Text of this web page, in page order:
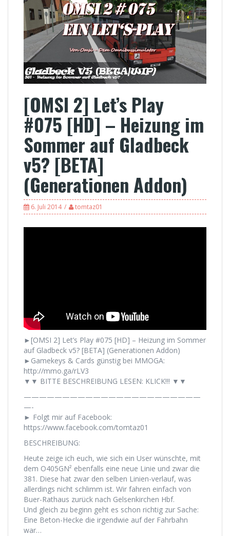
[OMSI 2] Let’s Play
#075 [HD] – Heizung im
Sommer auf Gladbeck
v5? [BETA]
(Generationen Addon)
6. Juli 2014 tomtaz01
►[OMSI 2] Let’s Play #075 [HD] – Heizung im Sommer
auf Gladbeck v5? [BETA] (Generationen Addon)
►Gamekeys & Cards günstig bei MMOGA:
http://mmo.ga/rLV3
▼▼ BITTE BESCHREIBUNG LESEN: KLICK!!! ▼▼
———————————————————————
—-
► Folgt mir auf Facebook:
https://www.facebook.com/tomtaz01
BESCHREIBUNG:
Heute zeige ich euch, wie sich ein User wünschte, mit
dem O405GN² ebenfalls eine neue Linie und zwar die
381. Diese hat zwar den selben Linien-verlauf, was
allerdings nicht schlimm ist. Wir fahren einfach von
Buer-Rathaus zurück nach Gelsenkirchen Hbf.
Und gleich zu beginn geht es schon richtig zur Sache:
Eine Beton-Hecke die irgendwie auf der Fahrbahn
war…